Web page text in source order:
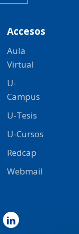
Accesos
Aula
Virtual
U-
Campus
U-Tesis
U-Cursos
Redcap
Webmail